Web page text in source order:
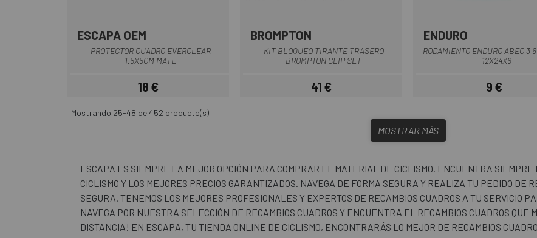
ESCAPA OEM
PROTECTOR CUADRO EVERCLEAR
1.5X5CM MATE
Precio
18 €
BROMPTON
KIT BLOQUEO TIRANTE TRASERO
BROMPTON CLIP SET
Precio
41 €
ENDURO
RODAMIENTO ENDURO ABEC 3
12X24X6
Precio
9 €
Mostrando 25-48 de 452 producto(s)
MOSTRAR MÁS
ESCAPA ES SIEMPRE LA MEJOR OPCIÓN PARA COMPRAR EL MATERIAL DE CICLISMO. ENCUENTRA
CICLISMO Y LOS MEJORES PRECIOS GARANTIZADOS. NAVEGA DE FORMA SEGURA Y REALIZA TU PEDIDO DE
SEGURA. TENEMOS LOS MEJORES PROFESIONALES Y EXPERTOS DE RECAMBIOS CUADROS A TU SERVICIO
NAVEGA POR NUESTRA SELECCIÓN DE RECAMBIOS CUADROS Y ENCUENTRA EL RECAMBIOS CUADROS QUE
DISTANCIA! EN ESCAPA, TU TIENDA ONLINE DE CICLISMO, ENCONTRARÁS LO MEJOR DE RECAMBIOS